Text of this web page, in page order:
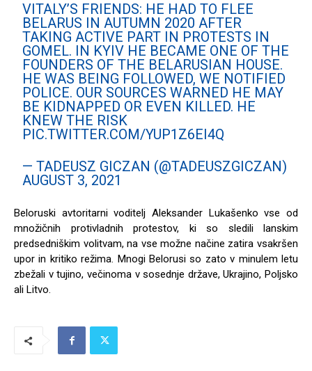
VITALY’S FRIENDS: HE HAD TO FLEE
BELARUS IN AUTUMN 2020 AFTER
TAKING ACTIVE PART IN PROTESTS IN
GOMEL. IN KYIV HE BECAME ONE OF THE
FOUNDERS OF THE BELARUSIAN HOUSE.
HE WAS BEING FOLLOWED, WE NOTIFIED
POLICE. OUR SOURCES WARNED HE MAY
BE KIDNAPPED OR EVEN KILLED. HE
KNEW THE RISK
PIC.TWITTER.COM/YUP1Z6EI4Q
— TADEUSZ GICZAN (@TADEUSZGICZAN)
AUGUST 3, 2021
Beloruski avtoritarni voditelj Aleksander Lukašenko vse od
množičnih protivladnih protestov, ki so sledili lanskim
predsedniškim volitvam, na vse možne načine zatira vsakršen
upor in kritiko režima. Mnogi Belorusi so zato v minulem letu
zbežali v tujino, večinoma v sosednje države, Ukrajino, Poljsko
ali Litvo.